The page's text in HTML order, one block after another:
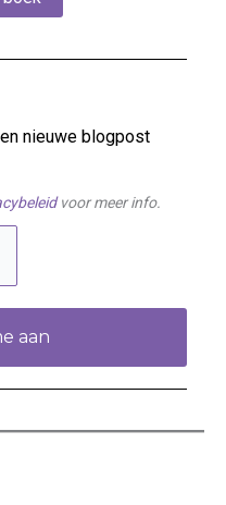
nieuwe blogpost
voor meer info.